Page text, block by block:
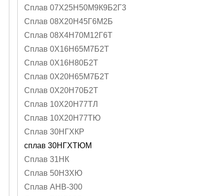
Сплав 07Х25Н50М9К9Б2Г3
Сплав 08Х20Н45Г6М2Б
Сплав 08Х4Н70М12Г6Т
Сплав 0Х16Н65М7Б2Т
Сплав 0Х16Н80Б2Т
Сплав 0Х20Н65М7Б2Т
Сплав 0Х20Н70Б2Т
Сплав 10Х20Н77ТЛ
Сплав 10Х20Н77ТЮ
Сплав 30НГХКР
сплав 30НГХТЮМ
Сплав 31НК
Сплав 50Н3ХЮ
Сплав АНВ-300